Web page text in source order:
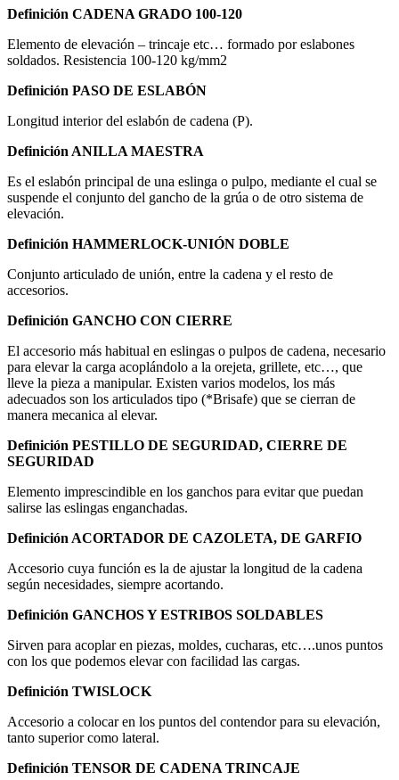
Definición CADENA GRADO 100-120
Elemento de elevación – trincaje etc… formado por eslabones
soldados. Resistencia 100-120 kg/mm2
Definición PASO DE ESLABÓN
Longitud interior del eslabón de cadena (P).
Definición ANILLA MAESTRA
Es el eslabón principal de una eslinga o pulpo, mediante el cual se
suspende el conjunto del gancho de la grúa o de otro sistema de
elevación.
Definición HAMMERLOCK-UNIÓN DOBLE
Conjunto articulado de unión, entre la cadena y el resto de
accesorios.
Definición GANCHO CON CIERRE
El accesorio más habitual en eslingas o pulpos de cadena, necesario
para elevar la carga acoplándolo a la orejeta, grillete, etc…, que
lleve la pieza a manipular. Existen varios modelos, los más
adecuados son los articulados tipo (*Brisafe) que se cierran de
manera mecanica al elevar.
Definición PESTILLO DE SEGURIDAD, CIERRE DE
SEGURIDAD
Elemento imprescindible en los ganchos para evitar que puedan
salirse las eslingas enganchadas.
Definición ACORTADOR DE CAZOLETA, DE GARFIO
Accesorio cuya función es la de ajustar la longitud de la cadena
según necesidades, siempre acortando.
Definición GANCHOS Y ESTRIBOS SOLDABLES
Sirven para acoplar en piezas, moldes, cucharas, etc….unos puntos
con los que podemos elevar con facilidad las cargas.
Definición TWISLOCK
Accesorio a colocar en los puntos del contendor para su elevación,
tanto superior como lateral.
Definición TENSOR DE CADENA TRINCAJE